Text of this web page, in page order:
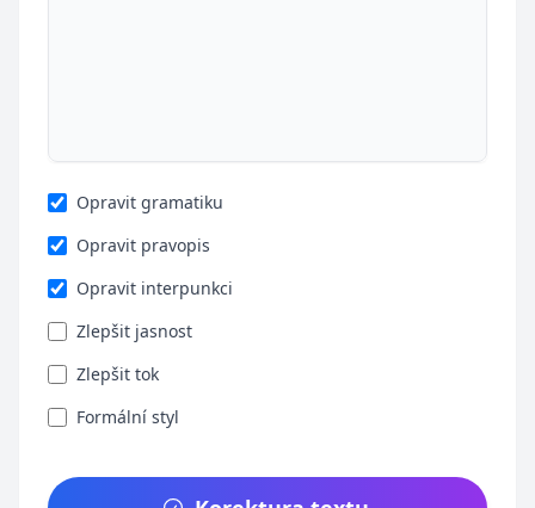
Opravit gramatiku
Opravit pravopis
Opravit interpunkci
Zlepšit jasnost
Zlepšit tok
Formální styl